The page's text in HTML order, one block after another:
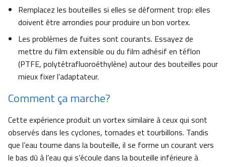
Remplacez les bouteilles si elles se déforment trop: elles
doivent être arrondies pour produire un bon vortex.
Les problèmes de fuites sont courants. Essayez de
mettre du film extensible ou du film adhésif en téflon
(PTFE, polytétrafluoroéthylène) autour des bouteilles pour
mieux fixer l’adaptateur.
Comment ça marche?
Cette expérience produit un vortex similaire à ceux qui sont
observés dans les cyclones, tornades et tourbillons. Tandis
que l’eau tourne dans la bouteille, il se forme un courant vers
le bas dû à l’eau qui s’écoule dans la bouteille inférieure à